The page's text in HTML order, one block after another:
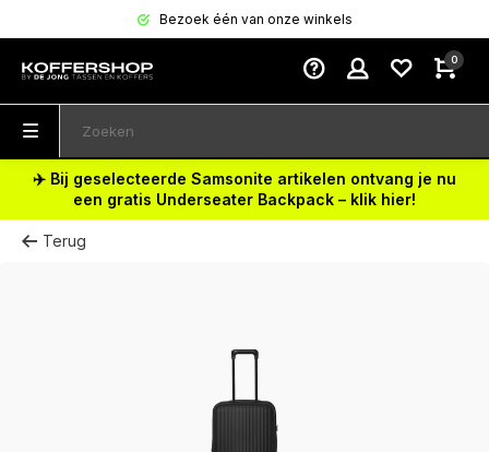
Bezoek één van onze winkels
0
✈️ Bij geselecteerde Samsonite artikelen ontvang je nu
een gratis Underseater Backpack – klik hier!
Terug